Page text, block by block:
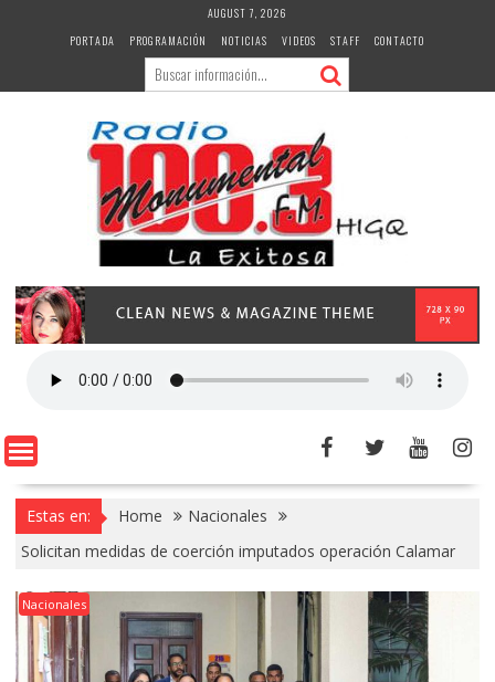
AUGUST 7, 2026
PORTADA
PROGRAMACIÓN NOTICIAS VIDEOS STAFF CONTACTO
Estas en: Home
Nacionales
Solicitan medidas de coerción imputados operación Calamar
Nacionales